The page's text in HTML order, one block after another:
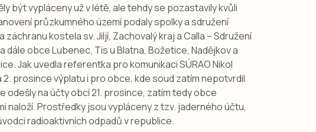
být vypláceny už v létě, ale tehdy se pozastavily kvůli
průzkumného území podaly spolky a sdružení
kostela sv. Jiljí, Zachovalý kraj a Calla – Sdružení
dále obce Lubenec, Tis u Blatna, Božetice, Nadějkov a
Jak uvedla referentka pro komunikaci SÚRAO Nikol
2. prosince výplatu i pro obce, kde soud zatím nepotvrdil
odešly na účty obcí 21. prosince, zatím tedy obce
naloží. Prostředky jsou vypláceny z tzv. jaderného účtu,
radioaktivních odpadů v republice.